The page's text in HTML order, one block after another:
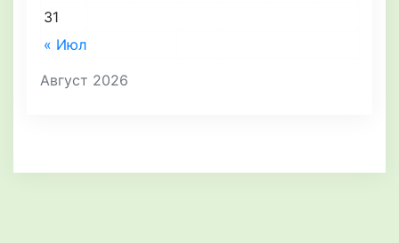
Август 2026
« Июл
31